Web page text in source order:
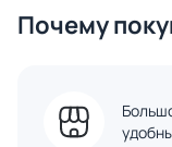
Почему